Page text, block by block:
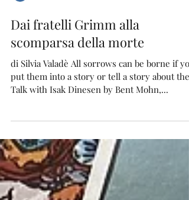
Studio I.F.P Milano
Dai fratelli Grimm alla
scomparsa della morte